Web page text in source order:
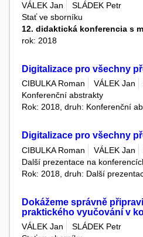
VÁLEK Jan
SLÁDEK Petr
Stať ve sborníku
12. didaktická konferencia s
rok: 2018
Digitalizace pro všechny
CIBULKA Roman VÁLEK Jan
Konferenční abstrakty
Rok: 2018, druh: Konferenční
Digitalizace pro všechny
CIBULKA Roman VÁLEK Jan
Další prezentace na
Rok: 2018, druh: Další
Dokážeme správně
praktického vyučování v
VÁLEK Jan
SLÁDEK Petr